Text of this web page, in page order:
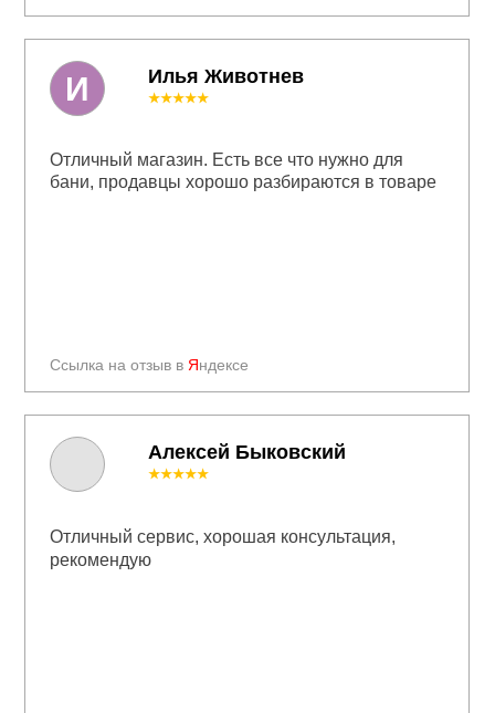
Илья Животнев
Ссылка на отзыв в Яндексе
★★★★★
Отличный магазин. Есть все что нужно для
бани, продавцы хорошо разбираются в товаре
И
Алексей Быковский
★★★★★
Отличный сервис, хорошая консультация,
рекомендую